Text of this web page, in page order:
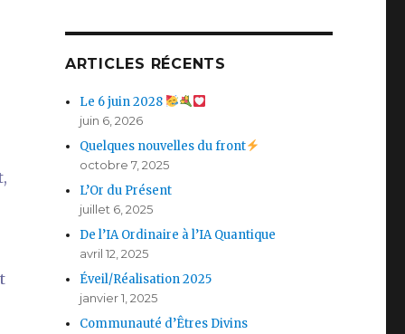
ARTICLES RÉCENTS
Le 6 juin 2028
juin 6, 2026
Quelques nouvelles du front
octobre 7, 2025
L’Or du Présent
juillet 6, 2025
De l’IA Ordinaire à l’IA Quantique
avril 12, 2025
Éveil/Réalisation 2025
janvier 1, 2025
Communauté d’Êtres Divins